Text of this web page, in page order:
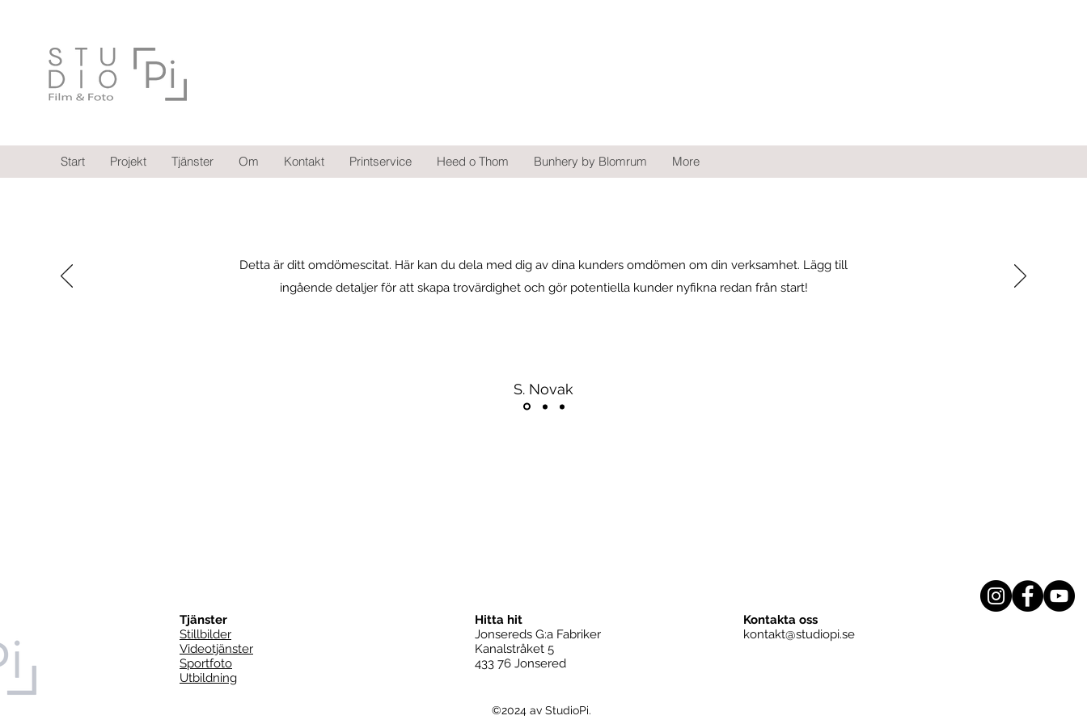
Start Projekt Tjänster Om Kontakt Printservice Heed o Thom Bunhery by Blomrum More
Detta är ditt omdömescitat. Här kan du dela med dig av dina kunders omdömen om din verksamhet. Lägg till
ingående detaljer för att skapa trovärdighet och gör potentiella kunder nyfikna redan från start!
S. Novak
Tjänster
Stillbilder
Videotjänster
Sportfoto
Utbildning
Hitta hit
Jonsereds G:a Fabriker
Kanalstråket 5
433 76 Jonsered
Kontakta oss
kontakt@studiopi.se
©2024 av StudioPi.